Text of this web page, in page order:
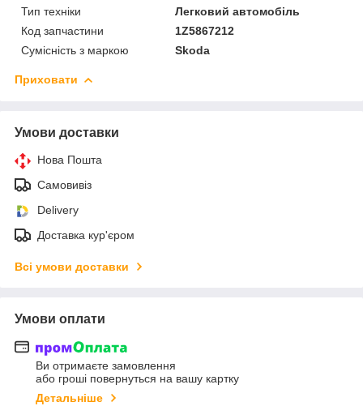
Тип техніки
Легковий автомобіль
Код запчастини
1Z5867212
Сумісність з маркою
Skoda
Приховати
Умови доставки
Нова Пошта
Самовивіз
Delivery
Доставка кур'єром
Всі умови доставки
Умови оплати
Ви отримаєте замовлення
або гроші повернуться на вашу картку
Детальніше